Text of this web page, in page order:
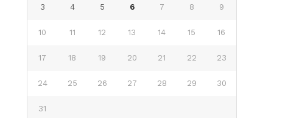
3 4 5 6 7 8 9
10 11 12 13 14 15 16
17 18 19 20 21 22 23
24 25 26 27 28 29 30
31